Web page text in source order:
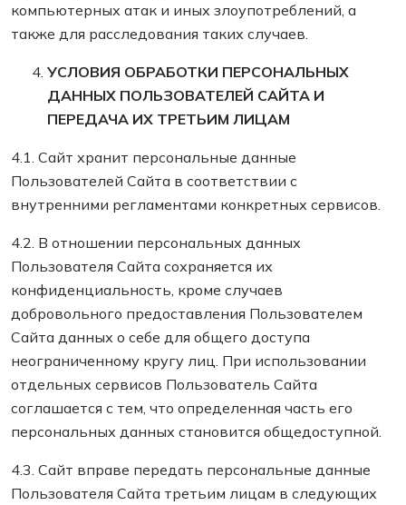
компьютерных атак и иных злоупотреблений, а
также для расследования таких случаев.
УСЛОВИЯ ОБРАБОТКИ ПЕРСОНАЛЬНЫХ
ДАННЫХ ПОЛЬЗОВАТЕЛЕЙ САЙТА И
ПЕРЕДАЧА ИХ ТРЕТЬИМ ЛИЦАМ
4.1. Сайт хранит персональные данные
Пользователей Сайта в соответствии с
внутренними регламентами конкретных сервисов.
4.2. В отношении персональных данных
Пользователя Сайта сохраняется их
конфиденциальность, кроме случаев
добровольного предоставления Пользователем
Сайта данных о себе для общего доступа
неограниченному кругу лиц. При использовании
отдельных сервисов Пользователь Сайта
соглашается с тем, что определенная часть его
персональных данных становится общедоступной.
4.3. Сайт вправе передать персональные данные
Пользователя Сайта третьим лицам в следующих